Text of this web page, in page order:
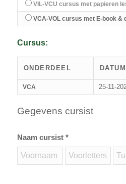
VIL-VCU cursus met papieren
VCA-VOL cursus met E-book &
Cursus:
ONDERDEEL DATUM
VCA 25-11-
Gegevens cursist
Naam cursist *